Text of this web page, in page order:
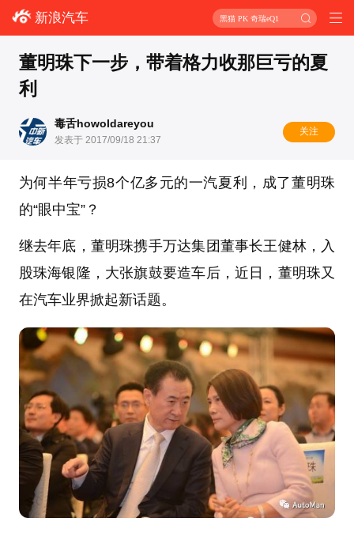
新浪汽车 黑猫 PK 奇瑞eQ1
董明珠下一步，带着格力收那巨亏的夏
利
毒舌howoldareyou
发表于 2017/09/18 21:37
关注
为何半年亏损8个亿多元的一汽夏利，成了董明珠
的“眼中宝”？
继去年底，董明珠携手万达集团董事长王健林，入
股珠海银隆，大张旗鼓要造车后，近日，董明珠又
在汽车业界掀起新话题。